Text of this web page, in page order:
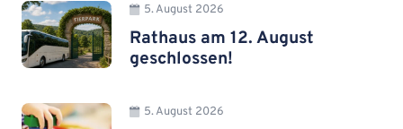
5. August 2026
Rathaus am 12. August
geschlossen!
5. August 2026